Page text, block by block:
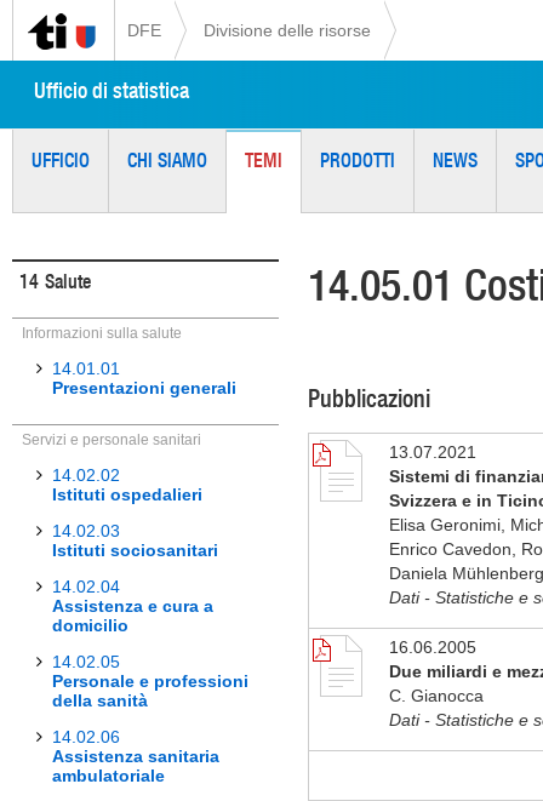
DFE Divisione delle risorse
Ufficio di statistica
UFFICIO CHI SIAMO TEMI PRODOTTI NEWS
14 Salute
Informazioni sulla salute
14.01.01
Presentazioni generali
Servizi e personale sanitari
14.02.02
Istituti ospedalieri
14.02.03
Istituti sociosanitari
14.02.04
Assistenza e cura a
domicilio
14.02.05
Personale e professioni
della sanità
14.02.06
Assistenza sanitaria
ambulatoriale
14.05.01
Pubblicazioni
13.07.2021
Sistemi di
Svizzera e in
Elisa Geronimi,
Enrico Cavedon,
Daniela
Dati - Statistiche e
16.06.2005
Due miliardi e
C. Gianocca
Dati - Statistiche e